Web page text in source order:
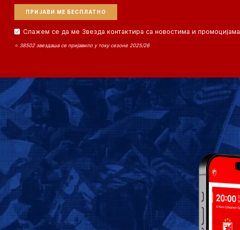
Слажем се да ме Звезда контактира са новостима и промоцијама
⭐ 38502 звездаша се пријавило у току сезоне 2025/26